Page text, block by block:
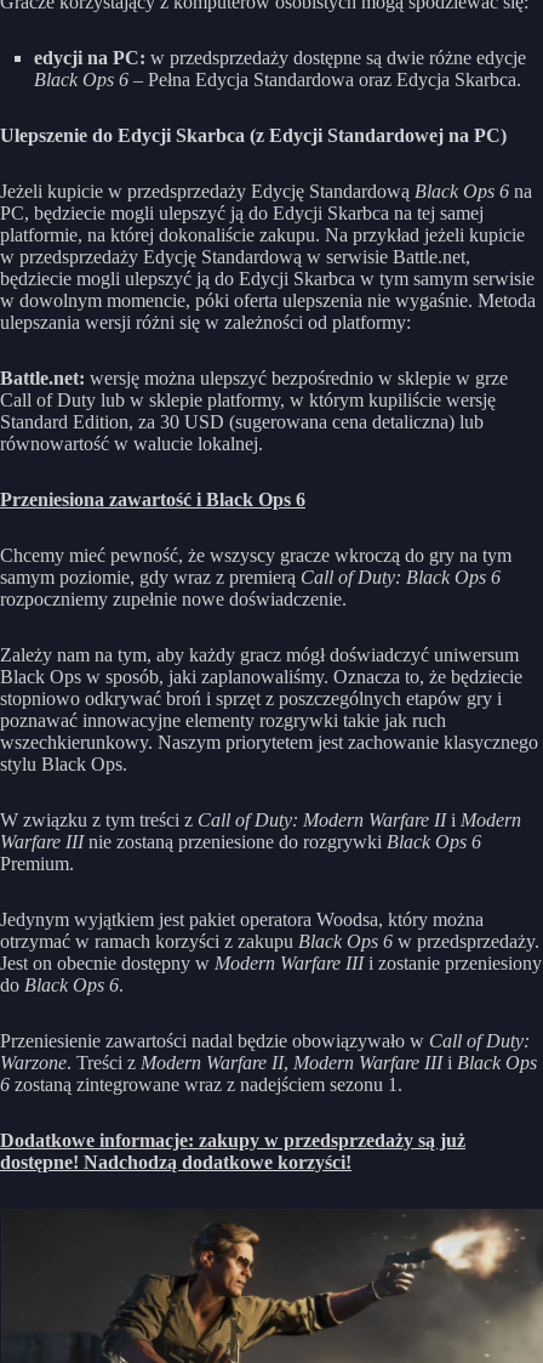
edycji na PC: w przedsprzedaży dostępne są dwie różne edycje
Black Ops 6 – Pełna Edycja Standardowa oraz Edycja Skarbca.
Ulepszenie do Edycji Skarbca (z Edycji Standardowej na PC)
Jeżeli kupicie w przedsprzedaży Edycję Standardową Black Ops 6 na
PC, będziecie mogli ulepszyć ją do Edycji Skarbca na tej samej
platformie, na której dokonaliście zakupu. Na przykład jeżeli kupicie
w przedsprzedaży Edycję Standardową w serwisie Battle.net,
będziecie mogli ulepszyć ją do Edycji Skarbca w tym samym serwisie
w dowolnym momencie, póki oferta ulepszenia nie wygaśnie. Metoda
ulepszania wersji różni się w zależności od platformy:
Battle.net: wersję można ulepszyć bezpośrednio w sklepie w grze
Call of Duty lub w sklepie platformy, w którym kupiliście wersję
Standard Edition, za 30 USD (sugerowana cena detaliczna) lub
równowartość w walucie lokalnej.
Przeniesiona zawartość i Black Ops 6
Chcemy mieć pewność, że wszyscy gracze wkroczą do gry na tym
samym poziomie, gdy wraz z premierą Call of Duty: Black Ops 6
rozpoczniemy zupełnie nowe doświadczenie.
Zależy nam na tym, aby każdy gracz mógł doświadczyć uniwersum
Black Ops w sposób, jaki zaplanowaliśmy. Oznacza to, że będziecie
stopniowo odkrywać broń i sprzęt z poszczególnych etapów gry i
poznawać innowacyjne elementy rozgrywki takie jak ruch
wszechkierunkowy. Naszym priorytetem jest zachowanie klasycznego
stylu Black Ops.
W związku z tym treści z Call of Duty: Modern Warfare IIi Modern
Warfare IIInie zostaną przeniesione do rozgrywki Black Ops 6
Premium.
Jedynym wyjątkiem jest pakiet operatora Woodsa, który można
otrzymać w ramach korzyści z zakupu Black Ops 6 w przedsprzedaży.
Jest on obecnie dostępny w Modern Warfare IIIi zostanie przeniesiony
do Black Ops 6.
Przeniesienie zawartości nadal będzie obowiązywało w Call of Duty:
Warzone. Treści z Modern Warfare II, Modern Warfare IIIi Black Ops
6 zostaną zintegrowane wraz z nadejściem sezonu 1.
Dodatkowe informacje: zakupy w przedsprzedaży są już
dostępne! Nadchodzą dodatkowe korzyści!